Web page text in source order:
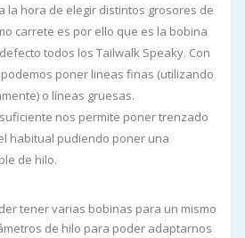
la hora de elegir distintos grosores de
carrete es por ello que es la bobina
todos los Tailwalk Speaky. Con
poner lineas finas (utilizando
o líneas gruesas.
nos permite poner trenzado
habitual pudiendo poner una
de hilo.
tener varias bobinas para un mismo
de hilo para poder adaptarnos